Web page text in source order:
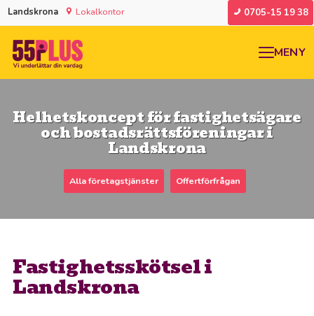
Landskrona Lokalkontor 0705-15 19 38
MENY
Helhetskoncept för fastighetsägare
och bostadsrättsföreningar i
Landskrona
Alla företagstjänster Offertförfrågan
Fastighetsskötsel i
Landskrona